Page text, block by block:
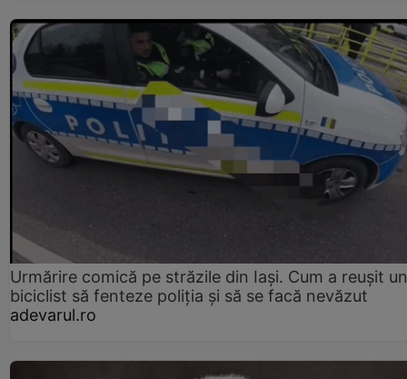
Urmărire comică pe străzile din Iași. Cum a reușit un
biciclist să fenteze poliția și să se facă nevăzut
adevarul.ro